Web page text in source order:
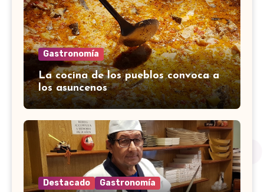
Gastronomía
La cocina de los pueblos convoca a
los asuncenos
Destacado Gastronomía